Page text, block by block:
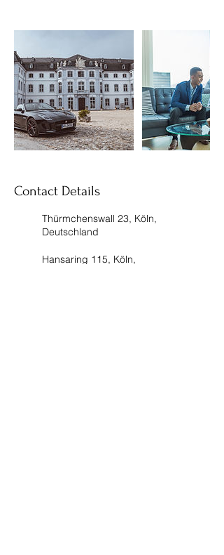
Contact Details
Thürmchenswall 23, Köln,
Deutschland
Hansaring 115, Köln,